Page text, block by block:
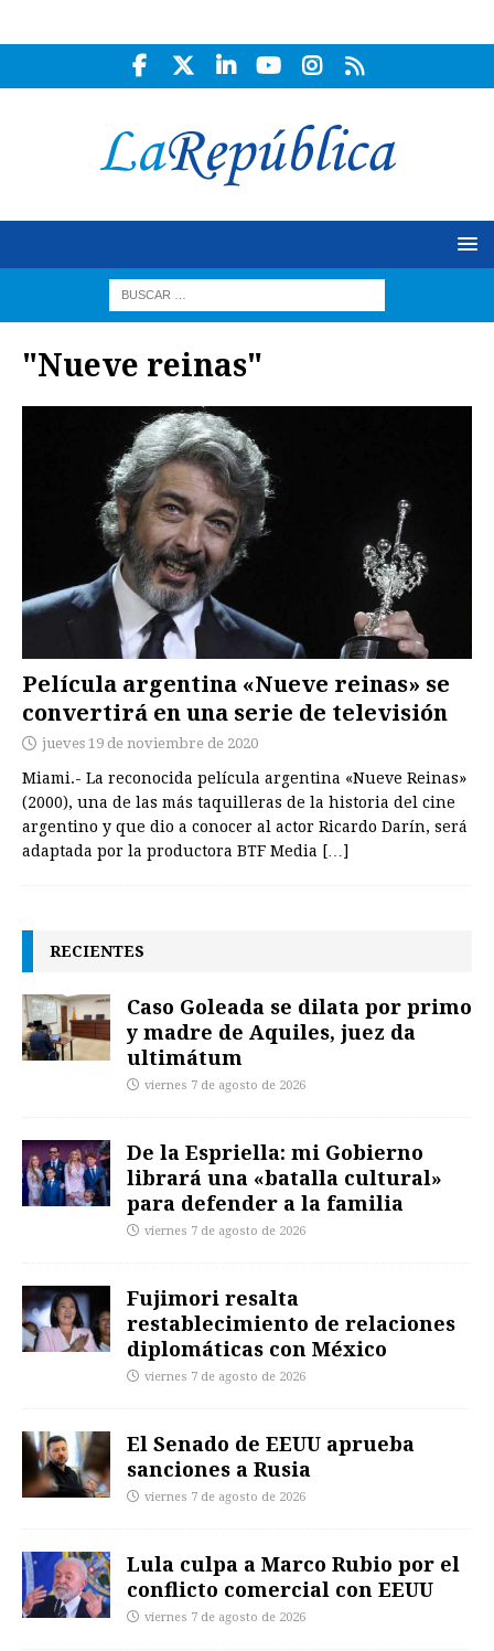
"Nueve reinas"
Película argentina «Nueve reinas» se
convertirá en una serie de televisión
jueves 19 de noviembre de 2020
Miami.- La reconocida película argentina «Nueve Reinas»
(2000), una de las más taquilleras de la historia del cine
argentino y que dio a conocer al actor Ricardo Darín, será
adaptada por la productora BTF Media […]
RECIENTES
Caso Goleada se dilata por primo
y madre de Aquiles, juez da
ultimátum
viernes 7 de agosto de 2026
De la Espriella: mi Gobierno
librará una «batalla cultural»
para defender a la familia
viernes 7 de agosto de 2026
Fujimori resalta
restablecimiento de relaciones
diplomáticas con México
viernes 7 de agosto de 2026
El Senado de EEUU aprueba
sanciones a Rusia
viernes 7 de agosto de 2026
Lula culpa a Marco Rubio por el
conflicto comercial con EEUU
viernes 7 de agosto de 2026